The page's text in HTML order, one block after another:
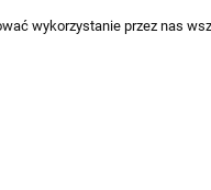
wykorzystanie przez nas